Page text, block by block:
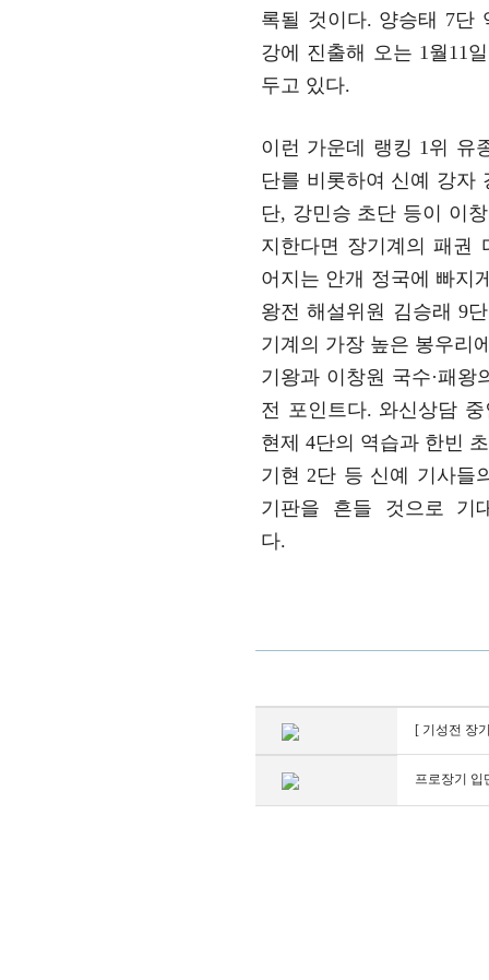
록될 것이다. 양승태 7단
강에 진출해 오는 1월11
두고 있다.
이런 가운데 랭킹 1위 유
단를 비롯하여 신예 강자
단, 강민승 초단 등이 이
지한다면 장기계의 패권
어지는 안개 정국에 빠지
왕전 해설위원 김승래 9
기계의 가장 높은 봉우리
기왕과 이창원 국수·패왕
전 포인트다. 와신상담
현제 4단의 역습과 한빈
기현 2단 등 신예 기사들
기판을 흔들 것으로 기
다.
[ 기성전 장
프로장기 입